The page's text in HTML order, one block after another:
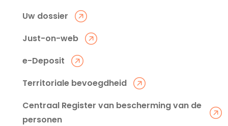
Uw dossier
Just-on-web
e-Deposit
Territoriale bevoegdheid
Centraal Register van bescherming van de
personen